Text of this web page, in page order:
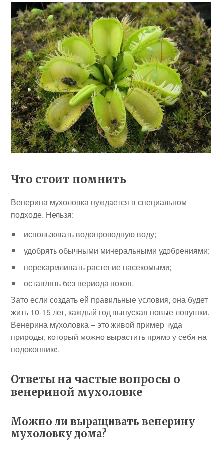
Что стоит помнить
Венерина мухоловка нуждается в специальном
подходе. Нельзя:
использовать водопроводную воду;
удобрять обычными минеральными удобрениями;
перекармливать растение насекомыми;
оставлять без периода покоя.
Зато если создать ей правильные условия, она будет
жить 10-15 лет, каждый год выпуская новые ловушки.
Венерина мухоловка – это живой пример чуда
природы, который можно вырастить прямо у себя на
подоконнике.
Ответы на частые вопросы о
венериной мухоловке
Можно ли выращивать венерину
мухоловку дома?